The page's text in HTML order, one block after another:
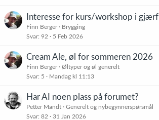
Interesse for kurs/workshop i
Finn Berger
Brygging
Svar 92 5 Feb 2026
Cream Ale, øl for sommeren 2026
Finn Berger
Øltyper og øl generelt
Svar 5 Mandag kl 11:13
Har AI noen plass på forumet?
Petter Mandt
Generelt og nybegynnerspørsmål
Svar 82 31 Jan 2026